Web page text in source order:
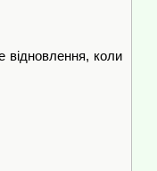
відновлення, коли